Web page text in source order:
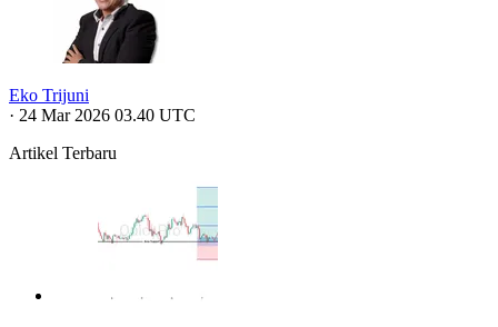
Eko Trijuni
· 24 Mar 2026 03.40 UTC
Artikel Terbaru